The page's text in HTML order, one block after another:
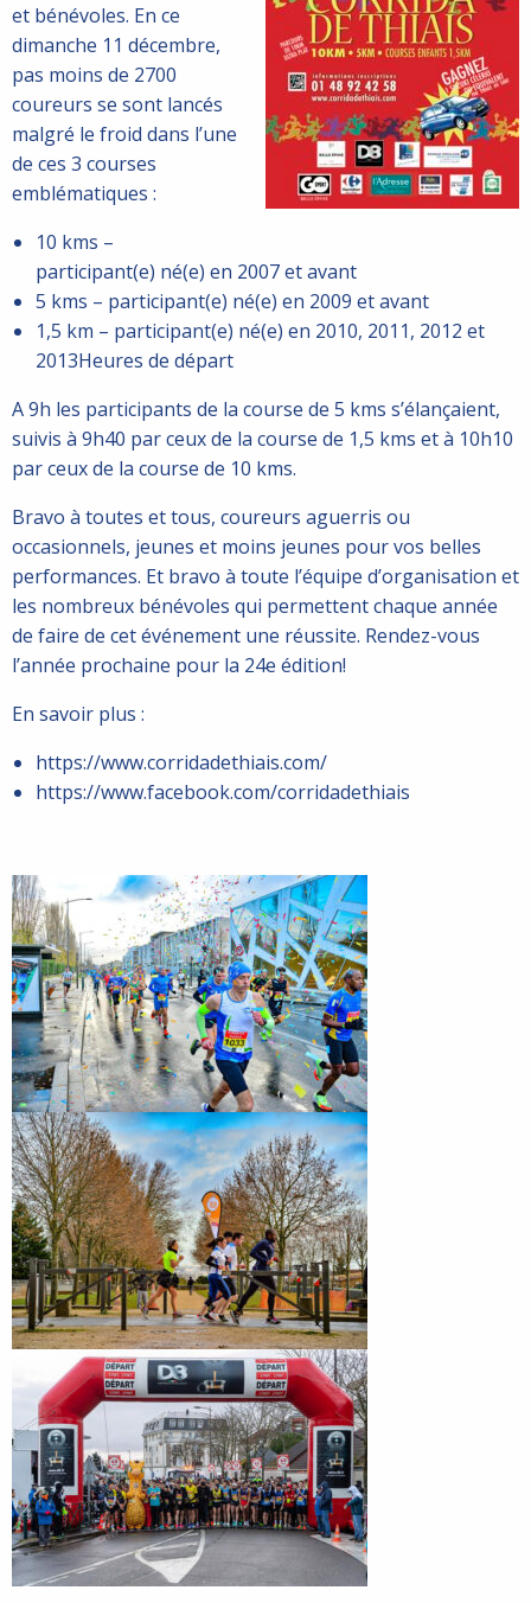
et bénévoles. En ce
dimanche 11 décembre,
pas moins de 2700
coureurs se sont lancés
malgré le froid dans l’une
de ces 3 courses
emblématiques :
10 kms –
participant(e) né(e) en 2007 et avant
5 kms – participant(e) né(e) en 2009 et avant
1,5 km – participant(e) né(e) en 2010, 2011, 2012 et
2013Heures de départ
A 9h les participants de la course de 5 kms s’élançaient,
suivis à 9h40 par ceux de la course de 1,5 kms et à 10h10
par ceux de la course de 10 kms.
Bravo à toutes et tous, coureurs aguerris ou
occasionnels, jeunes et moins jeunes pour vos belles
performances. Et bravo à toute l’équipe d’organisation et
les nombreux bénévoles qui permettent chaque année
de faire de cet événement une réussite. Rendez-vous
l’année prochaine pour la 24e édition!
En savoir plus :
https://www.corridadethiais.com/
https://www.facebook.com/corridadethiais